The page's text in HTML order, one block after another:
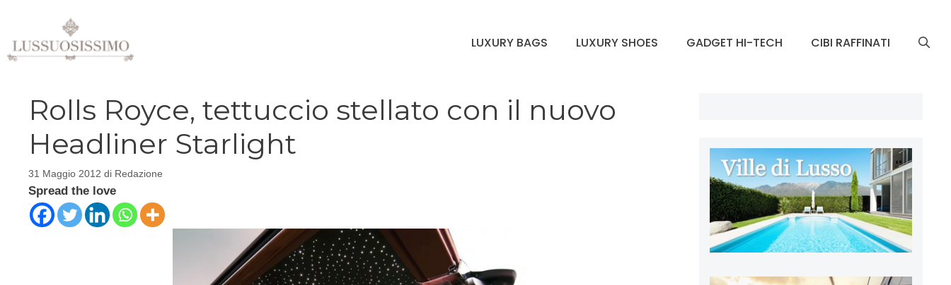
contenuto
LUXURY BAGS LUXURY SHOES GADGET HI-TECH CIBI RAFFINATI
Rolls Royce, tettuccio stellato con il nuovo
Headliner Starlight
31 Maggio 2012 di Redazione
Spread the love